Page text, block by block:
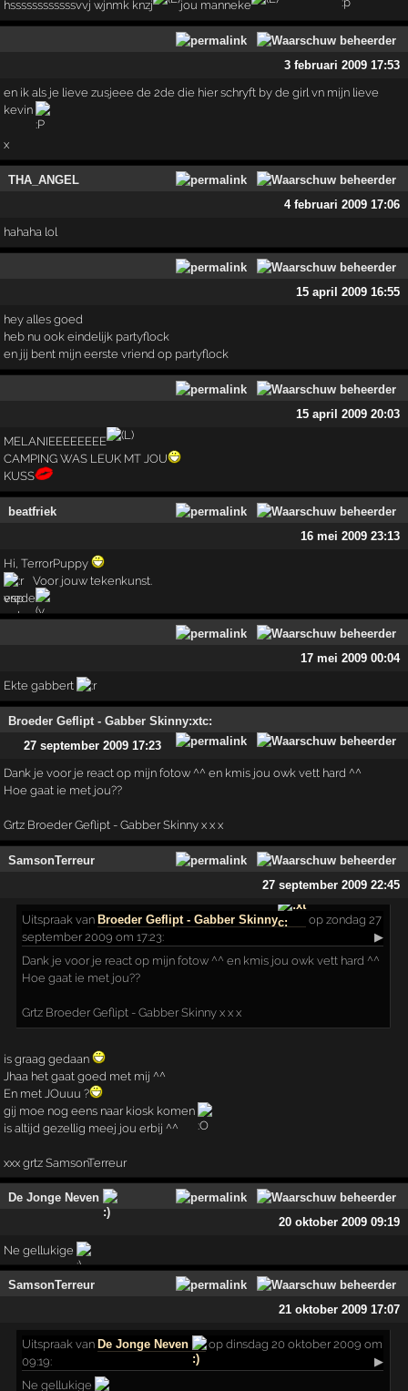
hssssssssssssvvj wjnmk knzj
jou manneke
3 februari 2009 17:53
en ik als je lieve zusjeee de 2de die hier schryft by de girl vn mijn lieve
kevin
x
THA_ANGEL
4 februari 2009 17:06
hahaha lol
15 april 2009 16:55
hey alles goed
heb nu ook eindelijk partyflock
en jij bent mijn eerste vriend op partyflock
15 april 2009 20:03
MELANIEEEEEEEE
CAMPING WAS LEUK MT JOU
KUSS
beatfriek
16 mei 2009 23:13
Hi, TerrorPuppy
Voor jouw tekenkunst.
vrede
17 mei 2009 00:04
Ekte gabbert
Broeder Geflipt - Gabber Skinny:xtc:
27 september 2009 17:23
Dank je voor je react op mijn fotow ^^ en kmis jou owk vett hard ^^
Hoe gaat ie met jou??
Grtz Broeder Geflipt - Gabber Skinny x x x
SamsonTerreur
27 september 2009 22:45
Uitspraak van Broeder Geflipt - Gabber Skinny
op zondag 27
september 2009 om 17:23:
▶
Dank je voor je react op mijn fotow ^^ en kmis jou owk vett hard ^^
Hoe gaat ie met jou??
Grtz Broeder Geflipt - Gabber Skinny x x x
is graag gedaan
Jhaa het gaat goed met mij ^^
En met JOuuu ?
gij moe nog eens naar kiosk komen
is altijd gezellig meej jou erbij ^^
xxx grtz SamsonTerreur
De Jonge Neven
20 oktober 2009 09:19
Ne gellukige
SamsonTerreur
21 oktober 2009 17:07
Uitspraak van De Jonge Neven
op dinsdag 20 oktober 2009 om
09:19:
▶
Ne gellukige